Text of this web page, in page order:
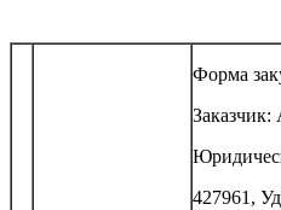
Форма
427961,